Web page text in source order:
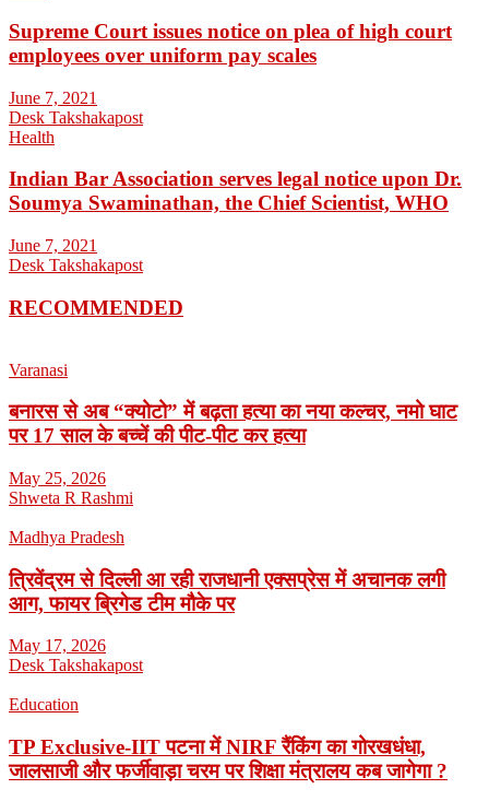
Supreme Court issues notice on plea of high court
employees over uniform pay scales
June 7, 2021
Desk Takshakapost
Health
Indian Bar Association serves legal notice upon Dr.
Soumya Swaminathan, the Chief Scientist, WHO
June 7, 2021
Desk Takshakapost
RECOMMENDED
Varanasi
बनारस से अब “क्योटो” में बढ़ता हत्या का नया कल्चर, नमो घाट
पर 17 साल के बच्चें की पीट-पीट कर हत्या
May 25, 2026
Shweta R Rashmi
Madhya Pradesh
त्रिवेंद्रम से दिल्ली आ रही राजधानी एक्सप्रेस में अचानक लगी
आग, फायर ब्रिगेड टीम मौके पर
May 17, 2026
Desk Takshakapost
Education
TP Exclusive-IIT पटना में NIRF रैंकिंग का गोरखधंधा,
जालसाजी और फर्जीवाड़ा चरम पर शिक्षा मंत्रालय कब जागेगा ?